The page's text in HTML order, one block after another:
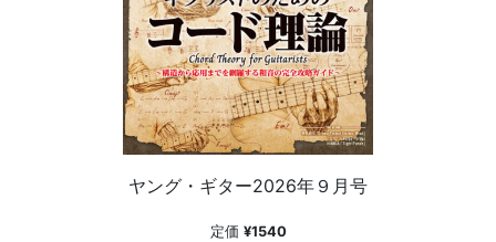
ヤング・ギター2026年９月号
定価 ¥1540